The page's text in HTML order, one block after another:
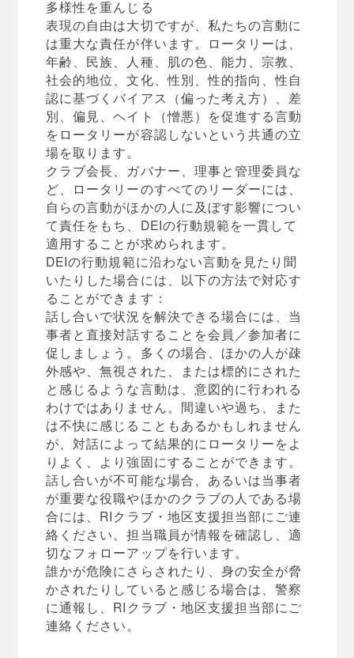
多様性を重んじる
表現の自由は大切ですが、私たちの言動に
は重大な責任が伴います。ロータリーは、
年齢、民族、人種、肌の色、能力、宗教、
社会的地位、文化、性別、性的指向、性自
認に基づくバイアス（偏った考え方）、差
別、偏見、ヘイト（憎悪）を促進する言動
をロータリーが容認しないという共通の立
場を取ります。
クラブ会長、ガバナー、理事と管理委員な
ど、ロータリーのすべてのリーダーには、
自らの言動がほかの人に及ぼす影響につい
て責任をもち、DEIの行動規範を一貫して
適用することが求められます。
DEIの行動規範に沿わない言動を見たり聞
いたりした場合には、以下の方法で対応す
ることができます：
話し合いで状況を解決できる場合には、当
事者と直接対話することを会員／参加者に
促しましょう。多くの場合、ほかの人が疎
外感や、無視された、または標的にされた
と感じるような言動は、意図的に行われる
わけではありません。間違いや過ち、また
は不快に感じることもあるかもしれません
が、対話によって結果的にロータリーをよ
りよく、より強固にすることができます。
話し合いが不可能な場合、あるいは当事者
が重要な役職やほかのクラブの人である場
合には、RIクラブ・地区支援担当部にご連
絡ください。担当職員が情報を確認し、適
切なフォローアップを行います。
誰かが危険にさらされたり、身の安全が脅
かされたりしていると感じる場合は、警察
に通報し、RIクラブ・地区支援担当部にご
連絡ください。